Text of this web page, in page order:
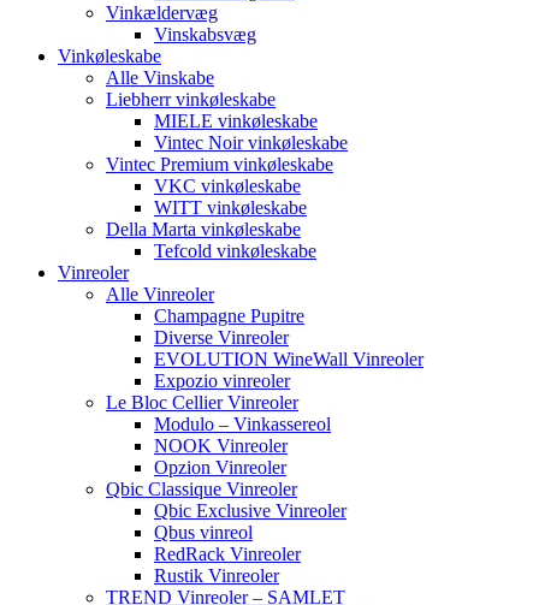
Vinkældervæg
Vinskabsvæg
Vinkøleskabe
Alle Vinskabe
Liebherr vinkøleskabe
MIELE vinkøleskabe
Vintec Noir vinkøleskabe
Vintec Premium vinkøleskabe
VKC vinkøleskabe
WITT vinkøleskabe
Della Marta vinkøleskabe
Tefcold vinkøleskabe
Vinreoler
Alle Vinreoler
Champagne Pupitre
Diverse Vinreoler
EVOLUTION WineWall Vinreoler
Expozio vinreoler
Le Bloc Cellier Vinreoler
Modulo – Vinkassereol
NOOK Vinreoler
Opzion Vinreoler
Qbic Classique Vinreoler
Qbic Exclusive Vinreoler
Qbus vinreol
RedRack Vinreoler
Rustik Vinreoler
TREND Vinreoler – SAMLET